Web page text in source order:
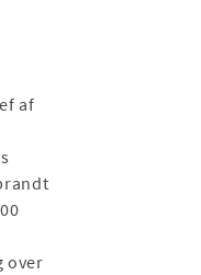
af
over